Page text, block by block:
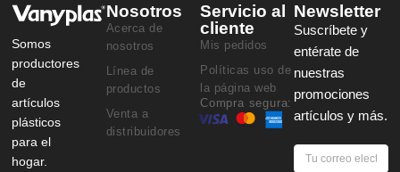
Somos
productores
de
artículos
plásticos
para el
hogar.
Nosotros
Acerca de
nosotros
Línea de
productos
Venta a
distribuidores
Servicio al
cliente
Mis pedidos
Políticas uso de
la página web
Compra segura:
Newsletter
Suscríbete y
entérate de
nuestras
promociones
artículos y más.